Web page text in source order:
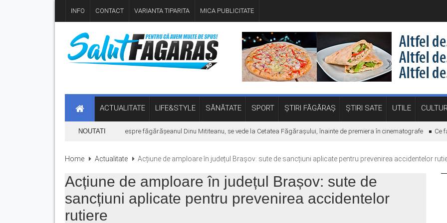
INFO CONTACT VARIANTA TIPARITA MICA PUBLICITATE
ACTUALITATE LIFE&STYLE SĂNĂTATE SPORT ȘTIRI FĂGĂRAȘ ȘTIRI SATE UTILE
NOUTATI
„Hoinari prin munți”, filmul despre făgărășeanul Dinu Mititeanu, se vede la Cetatea Făgărașului, înainte de premiera în cinematografe Ce facem
Home Actualitate Acțiune de amploare în județul Brașov: sute de sancțiuni aplicate pentru prevenirea accidentelor
Acțiune de amploare în județul Brașov: sute de
sancțiuni aplicate pentru prevenirea accidentelor
rutiere